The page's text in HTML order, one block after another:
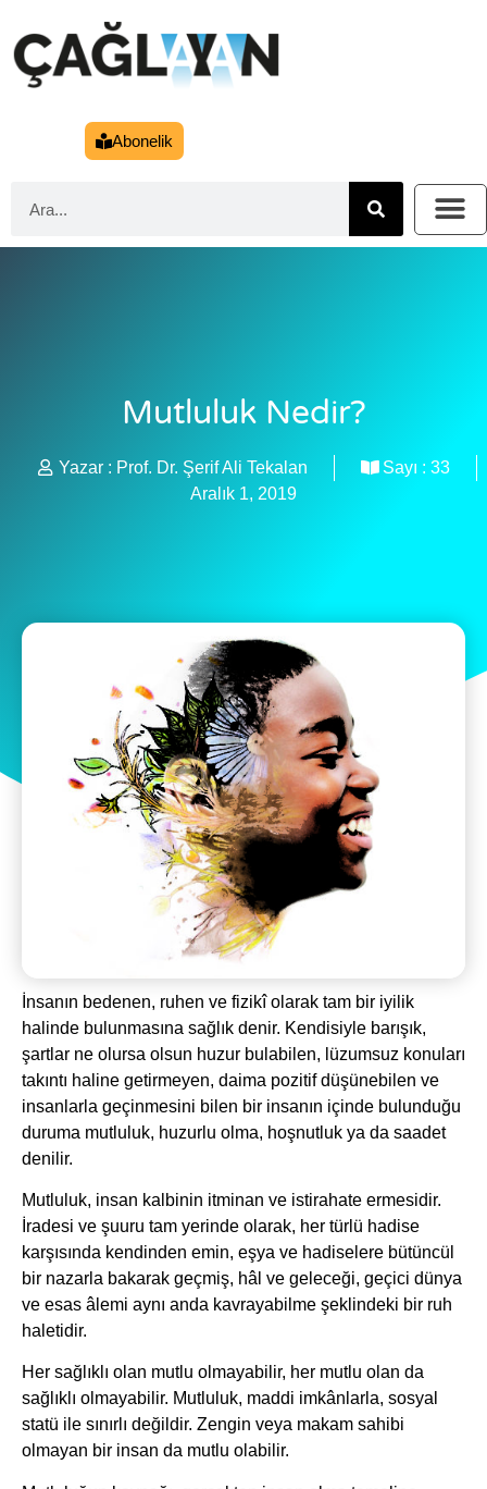
Abonelik
Mutluluk Nedir?
Yazar : Prof. Dr. Şerif Ali Tekalan Sayı : 33
Aralık 1, 2019
İnsanın bedenen, ruhen ve fizikî olarak tam bir iyilik
halinde bulunmasına sağlık denir. Kendisiyle barışık,
şartlar ne olursa olsun huzur bulabilen, lüzumsuz konuları
takıntı haline getirmeyen, daima pozitif düşünebilen ve
insanlarla geçinmesini bilen bir insanın içinde bulunduğu
duruma mutluluk, huzurlu olma, hoşnutluk ya da saadet
denilir.
Mutluluk, insan kalbinin itminan ve istirahate ermesidir.
İradesi ve şuuru tam yerinde olarak, her türlü hadise
karşısında kendinden emin, eşya ve hadiselere bütüncül
bir nazarla bakarak geçmiş, hâl ve geleceği, geçici dünya
ve esas âlemi aynı anda kavrayabilme şeklindeki bir ruh
haletidir.
Her sağlıklı olan mutlu olmayabilir, her mutlu olan da
sağlıklı olmayabilir. Mutluluk, maddi imkânlarla, sosyal
statü ile sınırlı değildir. Zengin veya makam sahibi
olmayan bir insan da mutlu olabilir.